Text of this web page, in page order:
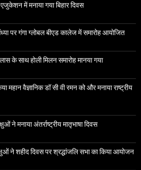
में मनाया गया बिहार दिवस
पर गंगा ग्लोबल बीएड कालेज में समारोह आयोजित
के साथ होली मिलन समारोह मानया गया
महान वैज्ञानिक डॉ सी वी रमन को और मनाया राष्ट्रीय
ने मनाया अंतर्राष्ट्रीय मातृभाषा दिवस
ने शहीद दिवस पर श्रद्धांजलि सभा का किया आयोजन